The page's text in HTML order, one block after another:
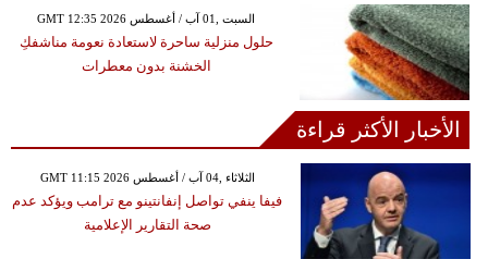
GMT 12:35 2026 السبت ,01 آب / أغسطس
حلول منزلية ساحرة لاستعادة نعومة مناشفكِ
الخشنة بدون معطرات
الأخبار الأكثر قراءة
GMT 11:15 2026 الثلاثاء ,04 آب / أغسطس
فيفا ينفي تواصل إنفانتينو مع ترامب ويؤكد عدم
صحة التقارير الإعلامية